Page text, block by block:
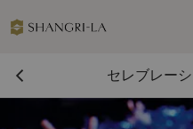
セレブレー